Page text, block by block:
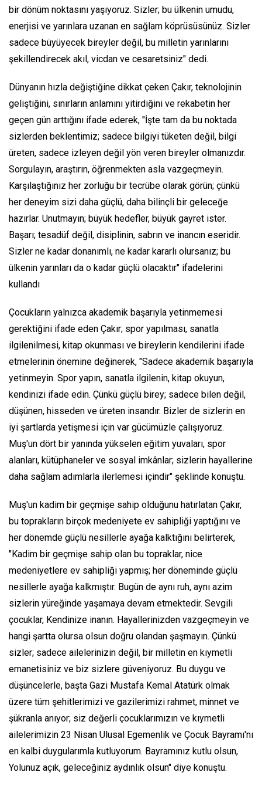
bir dönüm noktasını yaşıyoruz. Sizler; bu ülkenin umudu,
enerjisi ve yarınlara uzanan en sağlam köprüsüsünüz. Sizler
sadece büyüyecek bireyler değil, bu milletin yarınlarını
şekillendirecek akıl, vicdan ve cesaretsiniz" dedi.
Dünyanın hızla değiştiğine dikkat çeken Çakır, teknolojinin
geliştiğini, sınırların anlamını yitirdiğini ve rekabetin her
geçen gün arttığını ifade ederek, "İşte tam da bu noktada
sizlerden beklentimiz; sadece bilgiyi tüketen değil, bilgi
üreten, sadece izleyen değil yön veren bireyler olmanızdır.
Sorgulayın, araştırın, öğrenmekten asla vazgeçmeyin.
Karşılaştığınız her zorluğu bir tecrübe olarak görün; çünkü
her deneyim sizi daha güçlü, daha bilinçli bir geleceğe
hazırlar. Unutmayın; büyük hedefler, büyük gayret ister.
Başarı; tesadüf değil, disiplinin, sabrın ve inancın eseridir.
Sizler ne kadar donanımlı, ne kadar kararlı olursanız; bu
ülkenin yarınları da o kadar güçlü olacaktır" ifadelerini
kullandı
Çocukların yalnızca akademik başarıyla yetinmemesi
gerektiğini ifade eden Çakır; spor yapılması, sanatla
ilgilenilmesi, kitap okunması ve bireylerin kendilerini ifade
etmelerinin önemine değinerek, "Sadece akademik başarıyla
yetinmeyin. Spor yapın, sanatla ilgilenin, kitap okuyun,
kendinizi ifade edin. Çünkü güçlü birey; sadece bilen değil,
düşünen, hisseden ve üreten insandır. Bizler de sizlerin en
iyi şartlarda yetişmesi için var gücümüzle çalışıyoruz.
Muş'un dört bir yanında yükselen eğitim yuvaları, spor
alanları, kütüphaneler ve sosyal imkânlar; sizlerin hayallerine
daha sağlam adımlarla ilerlemesi içindir" şeklinde konuştu.
Muş'un kadim bir geçmişe sahip olduğunu hatırlatan Çakır,
bu toprakların birçok medeniyete ev sahipliği yaptığını ve
her dönemde güçlü nesillerle ayağa kalktığını belirterek,
"Kadim bir geçmişe sahip olan bu topraklar, nice
medeniyetlere ev sahipliği yapmış; her döneminde güçlü
nesillerle ayağa kalkmıştır. Bugün de aynı ruh, aynı azim
sizlerin yüreğinde yaşamaya devam etmektedir. Sevgili
çocuklar, Kendinize inanın. Hayallerinizden vazgeçmeyin ve
hangi şartta olursa olsun doğru olandan şaşmayın. Çünkü
sizler; sadece ailelerinizin değil, bir milletin en kıymetli
emanetisiniz ve biz sizlere güveniyoruz. Bu duygu ve
düşüncelerle, başta Gazi Mustafa Kemal Atatürk olmak
üzere tüm şehitlerimizi ve gazilerimizi rahmet, minnet ve
şükranla anıyor; siz değerli çocuklarımızın ve kıymetli
ailelerimizin 23 Nisan Ulusal Egemenlik ve Çocuk Bayramı'nı
en kalbi duygularımla kutluyorum. Bayramınız kutlu olsun,
Yolunuz açık, geleceğiniz aydınlık olsun" diye konuştu.